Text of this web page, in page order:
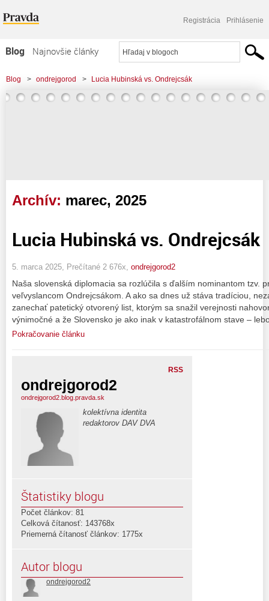
Registrácia Prihlásenie
Blog
Najnovšie články
Najčítanejšie články
Najkomentovanejšie články
Blog > ondrejgorod > Lucia Hubinská vs. Ondrejcsák
Archív: marec, 2025
Lucia Hubinská vs. Ondrejcsák
5. marca 2025, Prečítané 2 676x, ondrejgorod2
Naša slovenská diplomacia sa rozlúčila s ďalším nominantom tzv.
veľvyslancom Ondrejcsákom. A ako sa dnes už stáva tradíciou,
zanechať patetický otvorený list, ktorým sa snažil verejnosti
výnimočné a že Slovensko je ako inak v katastrofálnom stave –
Pokračovanie článku
RSS
ondrejgorod2
ondrejgorod2.blog.pravda.sk
kolektívna identita
redaktorov DAV DVA
Štatistiky blogu
Počet článkov: 81
Celková čítanosť: 143768x
Priemerná čítanosť článkov: 1775x
Autor blogu
ondrejgorod2